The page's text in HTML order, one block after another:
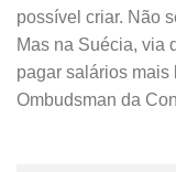
possível criar. Não
Mas na Suécia, via
pagar salários mais
Ombudsman da